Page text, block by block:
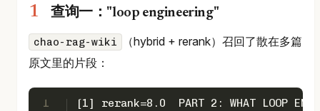
查询一："loop engineering"
chao-rag-wiki
（hybrid + rerank）召回了散在多篇
原文里的片段：
1
[1] rerank=8.0  PART 2: WHAT LOOP